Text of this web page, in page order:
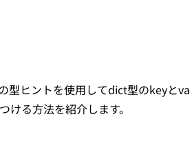
型ヒントを使用してdict型のkeyとva
ける方法を紹介します。